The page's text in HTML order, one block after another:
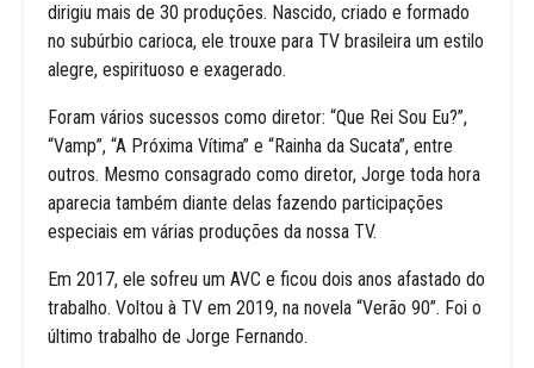
dirigiu mais de 30 produções. Nascido, criado e formado
no subúrbio carioca, ele trouxe para TV brasileira um estilo
alegre, espirituoso e exagerado.
Foram vários sucessos como diretor: “Que Rei Sou Eu?”,
“Vamp”, “A Próxima Vítima” e “Rainha da Sucata”, entre
outros. Mesmo consagrado como diretor, Jorge toda hora
aparecia também diante delas fazendo participações
especiais em várias produções da nossa TV.
Em 2017, ele sofreu um AVC e ficou dois anos afastado do
trabalho. Voltou à TV em 2019, na novela “Verão 90”. Foi o
último trabalho de Jorge Fernando.